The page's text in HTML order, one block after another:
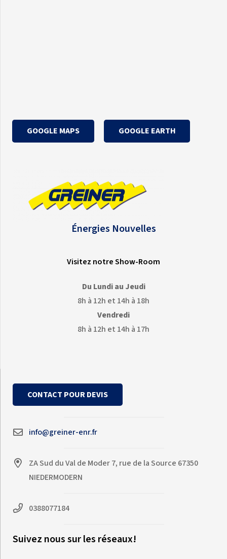
GOOGLE MAPS GOOGLE EARTH
Énergies Nouvelles
Visitez notre Show-Room
Du Lundi au Jeudi
8h à 12h et 14h à 18h
Vendredi
8h à 12h et 14h à 17h
CONTACT POUR DEVIS
info@greiner-enr.fr
ZA Sud du Val de Moder 7, rue de la Source 67350
NIEDERMODERN
0388077184
Suivez nous sur les réseaux!